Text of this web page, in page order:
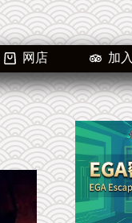
网店 加入